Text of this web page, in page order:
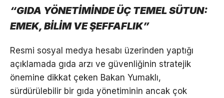
“GIDA YÖNETİMİNDE ÜÇ TEMEL SÜTUN:
EMEK, BİLİM VE ŞEFFAFLIK”
Resmi sosyal medya hesabı üzerinden yaptığı
açıklamada gıda arzı ve güvenliğinin stratejik
önemine dikkat çeken Bakan Yumaklı,
sürdürülebilir bir gıda yönetiminin ancak çok